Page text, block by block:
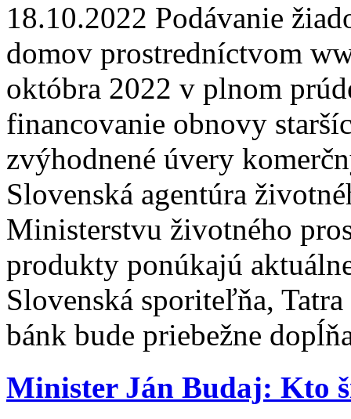
18.10.2022 Podávanie
domov prostredníctvom
októbra 2022 v plnom
financovanie obnovy
zvýhodnené úvery
Slovenská agentúra
Ministerstvu životného
produkty ponúkajú
Slovenská sporiteľňa,
bánk bude priebežne
Minister Ján Budaj: Kto